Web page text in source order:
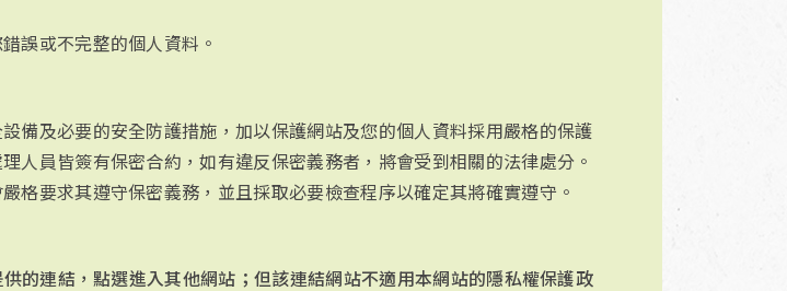
誤或不完整的個人資料。
備及必要的安全防護措施，加以保護網站及您的個人資料採用嚴格的保護
人員皆簽有保密合約，如有違反保密義務者，將會受到相關的法律處分。
格要求其遵守保密義務，並且採取必要檢查程序以確定其將確實遵守。
的連結，點選進入其他網站；但該連結網站不適用本網站的隱私權保護政